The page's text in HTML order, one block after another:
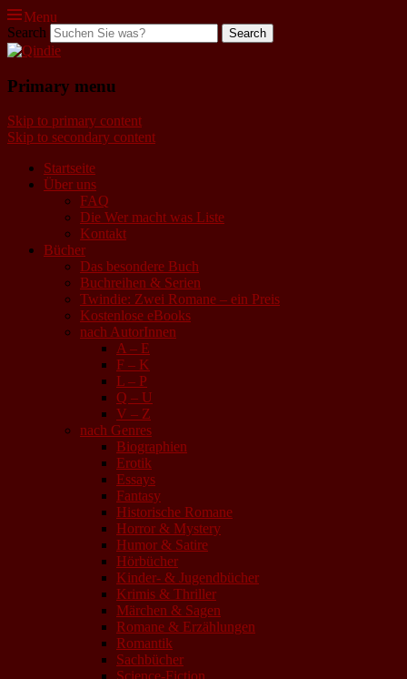
Menu
Qindie
Search
Primary menu
Skip to primary content
Skip to secondary content
Startseite
Über uns
FAQ
Die Wer macht was Liste
Kontakt
Bücher
Das besondere Buch
Buchreihen & Serien
Twindie: Zwei Romane – ein Preis
Kostenlose eBooks
nach AutorInnen
A – E
F – K
L – P
Q – U
V – Z
nach Genres
Biographien
Erotik
Essays
Fantasy
Historische Romane
Horror & Mystery
Humor & Satire
Hörbücher
Kinder- & Jugendbücher
Krimis & Thriller
Märchen & Sagen
Romane & Erzählungen
Romantik
Sachbücher